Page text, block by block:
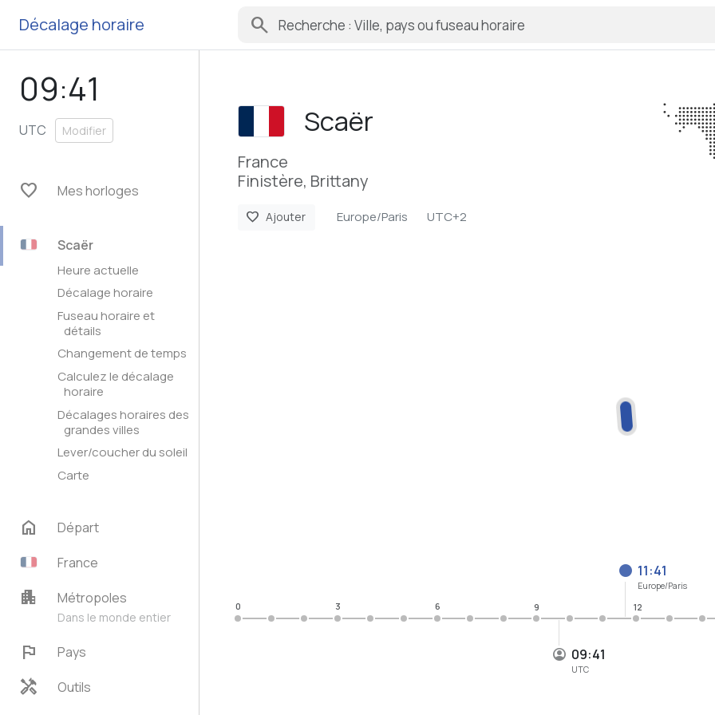
Décalage horaire search
09:41
UTC Modifier
favorite Mes horloges
Scaër
Heure actuelle
Décalage horaire
Fuseau horaire et
détails
Changement de temps
Calculez le décalage
horaire
Décalages horaires des
grandes villes
Lever/coucher du soleil
Carte
home
Départ
France
apartment Métropoles
Dans le monde entier
flag Pays
handyman Outils
Scaër
France
Finistère, Brittany
favorite Ajouter Europe/Paris UTC+2
09:41
UTC
11:41
Europe/Paris
0 3 6 9 12